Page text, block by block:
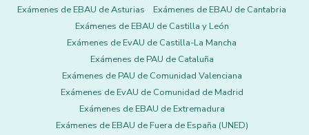
Exámenes de EBAU de Asturias
Exámenes de EBAU de Cantabria
Exámenes de EBAU de Castilla y León
Exámenes de EvAU de Castilla-La Mancha
Exámenes de PAU de Cataluña
Exámenes de PAU de Comunidad Valenciana
Exámenes de EvAU de Comunidad de Madrid
Exámenes de EBAU de Extremadura
Exámenes de EBAU de Fuera de España (UNED)